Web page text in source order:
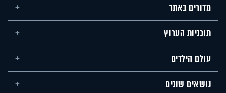
מדורים באתר
תוכניות הערוץ
עולם הילדים
נושאים שונים